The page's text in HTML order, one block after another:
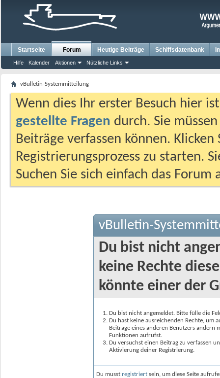
Startseite Forum
Hilfe Kalender Aktionen Nützliche Links
Heutige Beiträge Schiffsdatenbank
vBulletin-Systemmitteilung
Wenn dies Ihr erster Besuch hier
gestellte Fragen durch. Sie
Beiträge verfassen können.
Registrierungsprozess zu starten.
Suchen Sie sich einfach das
vBulletin-
Du bist nicht
keine Rechte
könnte einer der
Du bist nicht angemeldet. Bitte fülle die
Du hast keine ausreichenden Rechte, um
Beiträge eines anderen Benutzers
Funktionen aufrufst.
Du versuchst einen Beitrag zu verfassen
Aktivierung deiner Registrierung.
Du musst registriert sein, um diese Seite